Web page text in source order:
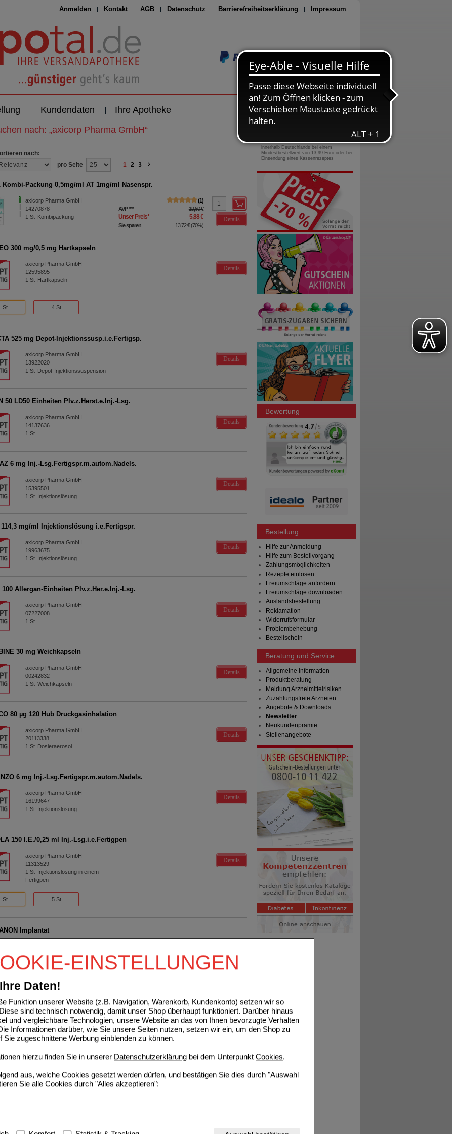
EINSTELLUNGEN
Daten!
Funktion unserer Website (z.B. Navigation, Warenkorb, Kundenkonto) setzen wir so
sind technisch notwendig, damit unser Shop überhaupt funktioniert. Darüber hinaus
und vergleichbare Technologien, unsere Website an das von Ihnen bevorzugte Verhalten
Informationen darüber, wie Sie unsere Seiten nutzen, setzen wir ein, um den Shop zu
Sie zugeschnittene Werbung einblenden zu können.
hierzu finden Sie in unserer Datenschutzerklärung bei dem Unterpunkt Cookies.
aus, welche Cookies gesetzt werden dürfen, und bestätigen Sie dies durch "Auswahl
Sie alle Cookies durch "Alles akzeptieren":
Hierbei handelt es sich um Cookies, die für die Grundfunktionen unserer Website
Anmelden Kontakt AGB Datenschutz Barrierefreiheitserklärung Impressum
Seite drucken
Kundendaten Ihre Apotheke
nach: „axicorp Pharma GmbH“
nach:
pro Seite
1 2 3
Kombi-Packung 0,5mg/ml AT 1mg/ml Nasenspr.
axicorp Pharma GmbH
14270878
1St Kombipackung
1
AVP*** 19,60 €
Unser Preis* 5,88 €
Sie sparen 13,72 €(70%)
Details
300 mg/0,5 mg Hartkapseln
axicorp Pharma GmbH
12595895
1St Hartkapseln
Details
St 4 St
525 mg Depot-Injektionssusp.i.e.Fertigsp.
axicorp Pharma GmbH
13922020
1St Depot-Injektionssuspension
Details
50 LD50 Einheiten Plv.z.Herst.e.Inj.-Lsg.
axicorp Pharma GmbH
14137636
1St
Details
6 mg Inj.-Lsg.Fertigspr.m.autom.Nadels.
axicorp Pharma GmbH
15395501
1St Injektionslösung
Details
114,3 mg/ml Injektionslösung i.e.Fertigspr.
axicorp Pharma GmbH
19963675
1St Injektionslösung
Details
100 Allergan-Einheiten Plv.z.Her.e.Inj.-Lsg.
axicorp Pharma GmbH
07227008
1St
Details
30 mg Weichkapseln
axicorp Pharma GmbH
00242832
1St Weichkapseln
Details
80 µg 120 Hub Druckgasinhalation
axicorp Pharma GmbH
20113338
1St Dosieraerosol
Details
6 mg Inj.-Lsg.Fertigspr.m.autom.Nadels.
axicorp Pharma GmbH
16199647
1St Injektionslösung
Details
150 I.E./0,25 ml Inj.-Lsg.i.e.Fertigpen
axicorp Pharma GmbH
11313529
1St Injektionslösung in einem
Fertigpen
Details
St 5 St
Implantat
08844803
1St Implantat
Maintena 300 mg P.u.LM H.Dep.-Inj.-Susp.
axicorp Pharma GmbH
12407480
1St
Details
40 mg/ml Injektionslösung i.e.Fertigspr.
axicorp Pharma GmbH
16708072
1 St Injektionslösung
Details
150 mg Injektionslösung im Fertigpen
0800-10 11 422
gebührenfreie Rufnummer
innerhalb Deutschlands bei einem
Mindestbestellwert von 13,99 Euro oder bei
Einsendung eines Kassenrezeptes
Bewertung
Bestellung
Hilfe zur Anmeldung
Hilfe zum Bestellvorgang
Zahlungsmöglichkeiten
Rezepte einlösen
Freiumschläge anfordern
Freiumschläge downloaden
Auslandsbestellung
Reklamation
Widerrufsformular
Problembehebung
Bestellschein
Beratung und Service
Allgemeine Information
Produktberatung
Meldung Arzneimittelrisiken
Zuzahlungsfreie Arzneien
Angebote & Downloads
Newsletter
Neukundenprämie
Stellenangebote